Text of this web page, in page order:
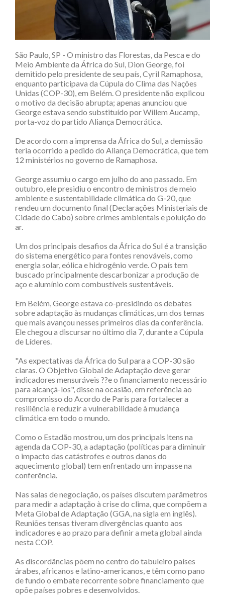
São Paulo, SP - O ministro das Florestas, da Pesca e do
Meio Ambiente da África do Sul, Dion George, foi
demitido pelo presidente de seu país, Cyril Ramaphosa,
enquanto participava da Cúpula do Clima das Nações
Unidas (COP-30), em Belém. O presidente não explicou
o motivo da decisão abrupta; apenas anunciou que
George estava sendo substituído por Willem Aucamp,
porta-voz do partido Aliança Democrática.
De acordo com a imprensa da África do Sul, a demissão
teria ocorrido a pedido do Aliança Democrática, que tem
12 ministérios no governo de Ramaphosa.
George assumiu o cargo em julho do ano passado. Em
outubro, ele presidiu o encontro de ministros de meio
ambiente e sustentabilidade climática do G-20, que
rendeu um documento final (Declarações Ministeriais de
Cidade do Cabo) sobre crimes ambientais e poluição do
ar.
Um dos principais desafios da África do Sul é a transição
do sistema energético para fontes renováveis, como
energia solar, eólica e hidrogênio verde. O país tem
buscado principalmente descarbonizar a produção de
aço e alumínio com combustíveis sustentáveis.
Em Belém, George estava co-presidindo os debates
sobre adaptação às mudanças climáticas, um dos temas
que mais avançou nesses primeiros dias da conferência.
Ele chegou a discursar no último dia 7, durante a Cúpula
de Líderes.
"As expectativas da África do Sul para a COP-30 são
claras. O Objetivo Global de Adaptação deve gerar
indicadores mensuráveis ??e o financiamento necessário
para alcançá-los", disse na ocasião, em referência ao
compromisso do Acordo de Paris para fortalecer a
resiliência e reduzir a vulnerabilidade à mudança
climática em todo o mundo.
Como o Estadão mostrou, um dos principais itens na
agenda da COP-30, a adaptação (políticas para diminuir
o impacto das catástrofes e outros danos do
aquecimento global) tem enfrentado um impasse na
conferência.
Nas salas de negociação, os países discutem parâmetros
para medir a adaptação à crise do clima, que compõem a
Meta Global de Adaptação (GGA, na sigla em inglês).
Reuniões tensas tiveram divergências quanto aos
indicadores e ao prazo para definir a meta global ainda
nesta COP.
As discordâncias põem no centro do tabuleiro países
árabes, africanos e latino-americanos, e têm como pano
de fundo o embate recorrente sobre financiamento que
opõe países pobres e desenvolvidos.